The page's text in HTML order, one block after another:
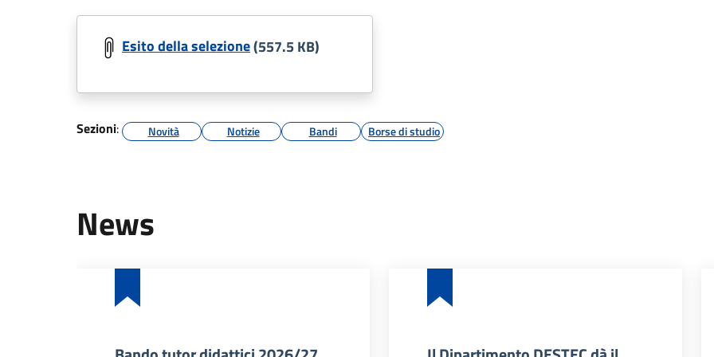
Esito della selezione(557.5 KB)
Sezioni: Novità Notizie Bandi Borse di studio
News